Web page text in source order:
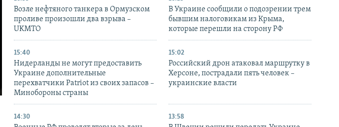
Возле нефтяного танкера в Ормузском
проливе произошли два взрыва –
UKMTO
В Украине сообщили о подозрении трем
бывшим налоговикам из Крыма,
которые перешли на сторону РФ
15:40
Нидерланды не могут предоставить
Украине дополнительные
перехватчики Patriot из своих запасов –
Минобороны страны
15:02
Российский дрон атаковал маршрутку в
Херсоне, пострадали пять человек –
украинские власти
14:30 13:58